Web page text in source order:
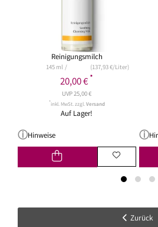
Reinigungsmilch
145 ml (137,93 €/Liter)
20,00 € *
UVP 25,00 €
*inkl. MwSt. zzgl.Versand
Auf Lager!
Hinweise
Zurück